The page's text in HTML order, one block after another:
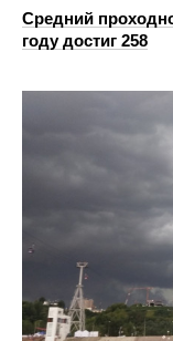
Средний
году достиг 258